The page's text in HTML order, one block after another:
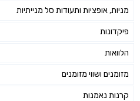
מניות, אופציות ותעודות סל מנייתיות
פיקדונות
הלוואות
מזומנים ושווי מזומנים
קרנות נאמנות